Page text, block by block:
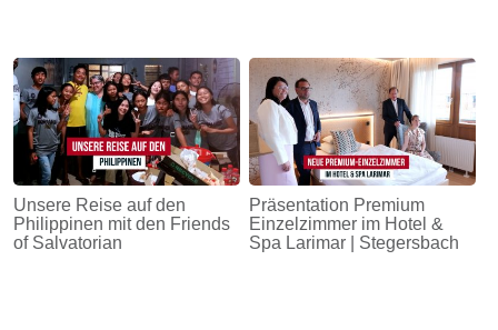
Unsere Reise auf den
Philippinen mit den Friends
of Salvatorian
Präsentation Premium
Einzelzimmer im Hotel &
Spa Larimar | Stegersbach